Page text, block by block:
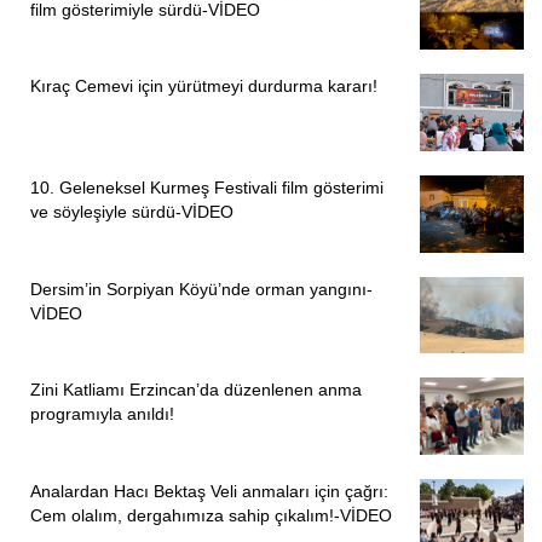
değil inancımı da yok sayıyor. Ben Kürdüm ve Aleviyim. Biz
aynı zamanda varlık mücadelesi veriyoruz. Bu bir varlık
meselesidir. Onur meselesidir. İnsanlık onurunu asla yere
düşürmedik düşürmeyeceğiz de. Bu sebeple zindanlarda
direnen arkadaşlarımıza buradan selam gönderiyoruz.”
“ÖRGÜTLÜ TOPLUM EN GÜÇLÜ TOPLUMDUR”
deprem sürecinin
sorunların merkezi hükümet tarafından çözülmediğini ifade
eden Tuncel, “Biz deprem sürecinde cezaevindeydik. Bu
gösterdi. Biz bu süreci birlikte dayanışma ile atlatabiliriz.
Başkasına ihtiyaç duymadan yaralarımızı birbirimizle
sarabilmeliyiz. Bu aynı zamanda bizim komünal
yaşamımızın da bir gereğidir. Bizler demokratik, kadın
özgürlükçü bir yaşam istiyoruz. Ama bakın kapitalist
film gösterimiyle sürdü-VİDEO
Kıraç Cemevi için yürütmeyi durdurma kararı!
10. Geleneksel Kurmeş Festivali film gösterimi
ve söyleşiyle sürdü-VİDEO
Dersim’in Sorpiyan Köyü’nde orman yangını-
VİDEO
Zini Katliamı Erzincan’da düzenlenen anma
programıyla anıldı!
Analardan Hacı Bektaş Veli anmaları için çağrı:
Cem olalım, dergahımıza sahip çıkalım!-VİDEO